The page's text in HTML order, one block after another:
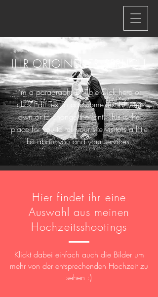
IHR ORIGINELLER SPRUCH
I’m a paragraph. Double click here or
click Edit Text to add some text of your
own or to change the font. This is the
place for you to tell your site visitors a little
bit about you and your services.
Hier findet ihr eine
Auswahl aus meinen
Hochzeitsshootings
Klickt dabei einfach auch die Bilder um
mehr von der entsprechenden Hochzeit zu
sehen :)